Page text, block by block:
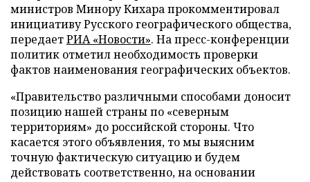
министров Минору Кихара прокомментировал
инициативу Русского географического общества,
передаетРИА «Новости». На пресс-конференции
политик отметил необходимость проверки
фактов наименования географических объектов.
«Правительство различными способами доносит
позицию нашей страны по «северным
территориям» до российской стороны. Что
касается этого объявления, то мы выясним
точную фактическую ситуацию и будем
действовать соответственно, на основании